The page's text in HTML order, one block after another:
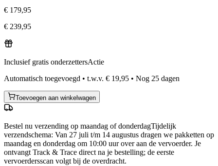
€ 179,95
€ 239,95
Inclusief gratis onderzettersActie
Automatisch toegevoegd • t.w.v. € 19,95 • Nog 25 dagen
Toevoegen aan winkelwagen
Bestel nu verzending op maandag of donderdagTijdelijk
verzendschema: Van 27 juli t/m 14 augustus dragen we pakketten op
maandag en donderdag om 10:00 uur over aan de vervoerder. Je
ontvangt Track & Trace direct na je bestelling; de eerste
vervoerdersscan volgt bij de overdracht.